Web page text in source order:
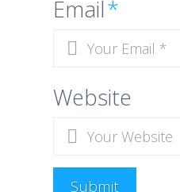
Email*
Website